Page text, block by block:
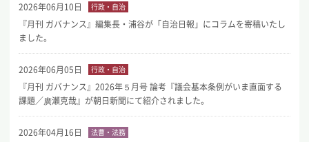
2026年06月10日 行政・自治
『月刊 ガバナンス』編集長・浦谷が「自治日報」にコラムを寄稿いたし
ました。
2026年06月05日 行政・自治
『月刊 ガバナンス』2026年５月号 論考『議会基本条例がいま直面する
課題／廣瀬克哉』が朝日新聞にて紹介されました。
2026年04月16日 法曹・法務